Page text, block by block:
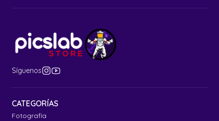
Síguenos
CATEGORÍAS
Fotografía